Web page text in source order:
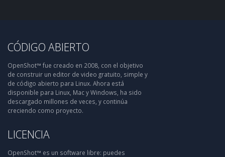
CÓDIGO ABIERTO
OpenShot™ fue creado en 2008, con el objetivo
de construir un editor de video gratuito, simple y
de código abierto para Linux. Ahora está
disponible para Linux, Mac y Windows, ha sido
descargado millones de veces, y continúa
creciendo como proyecto.
LICENCIA
OpenShot™ es un software libre: puedes